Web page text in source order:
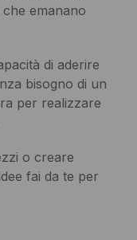
emanano
di aderire
bisogno di un
per realizzare
o creare
fai da te per